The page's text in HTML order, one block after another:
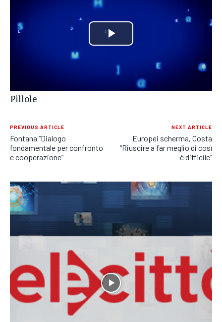
ECONOMIA
ECONOMIA
CONTATTI
ECONOMIA
CONTATTI
Play
Video
Pillole
PREVIOUS ARTICLE
Fontana “Dialogo
fondamentale per confronto
e cooperazione”
NEXT ARTICLE
Europei scherma, Costa
“Riuscire a far meglio di così
è difficile”